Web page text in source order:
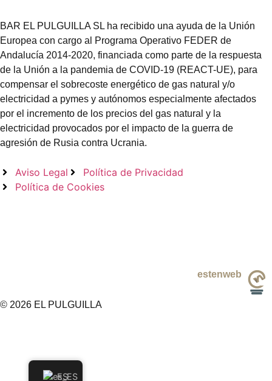
BAR EL PULGUILLA SL ha recibido una ayuda de la Unión
Europea con cargo al Programa Operativo FEDER de
Andalucía 2014-2020, financiada como parte de la respuesta
de la Unión a la pandemia de COVID-19 (REACT-UE), para
compensar el sobrecoste energético de gas natural y/o
electricidad a pymes y autónomos especialmente afectados
por el incremento de los precios del gas natural y la
electricidad provocados por el impacto de la guerra de
agresión de Rusia contra Ucrania.
Aviso Legal
Política de Privacidad
Política de Cookies
estenweb
© 2026 EL PULGUILLA
ES